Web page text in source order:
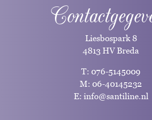
Liesbospark 8
4813 HV Breda
T: 076-5145009
M: 06-40145232
E: info@santiline.nl